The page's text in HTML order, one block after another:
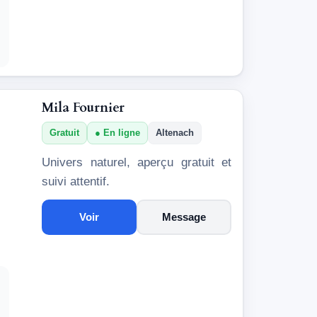
Mila Fournier
Gratuit En ligne Altenach
Univers naturel, aperçu gratuit et
suivi attentif.
Voir Message